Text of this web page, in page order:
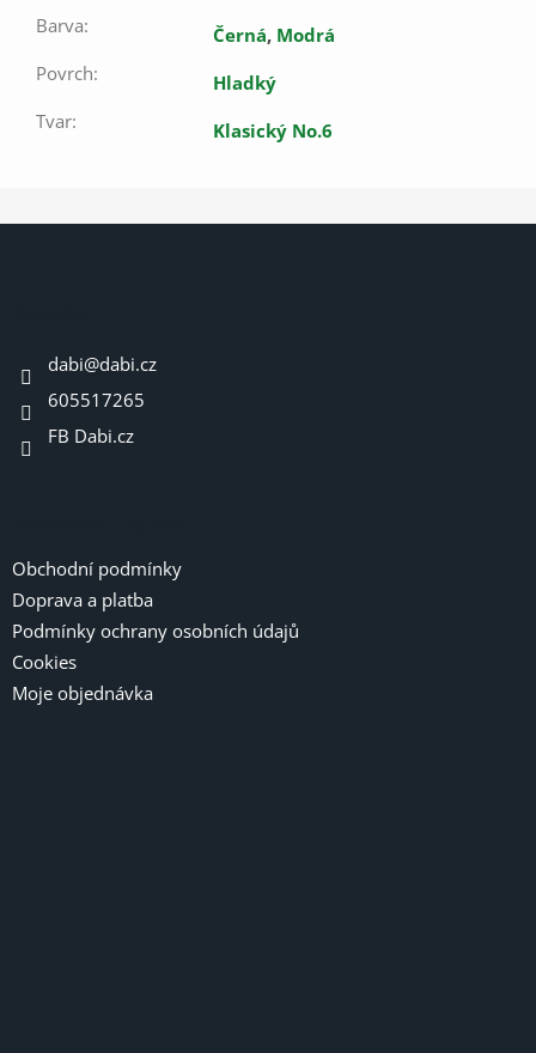
Barva: Černá, Modrá
Povrch:
Hladký
Tvar: Klasický No.6
dabi@dabi.cz
605517265
FB Dabi.cz
Obchodní podmínky
Doprava a platba
Podmínky ochrany osobních údajů
Cookies
Moje objednávka